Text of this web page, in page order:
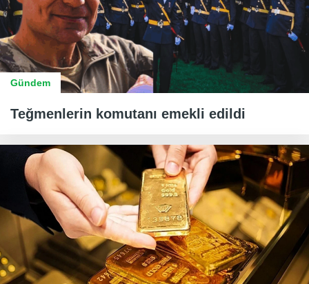
Gündem
Teğmenlerin komutanı emekli edildi